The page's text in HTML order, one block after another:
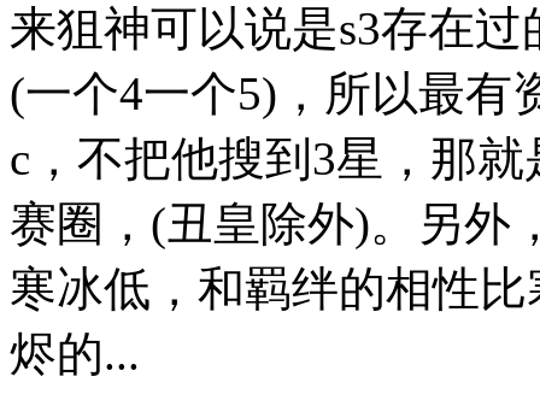
来狙神可以说是s3存在
(一个4一个5)，所以最有
c，不把他搜到3星，那
赛圈，(丑皇除外)。另外
寒冰低，和羁绊的相性
烬的...